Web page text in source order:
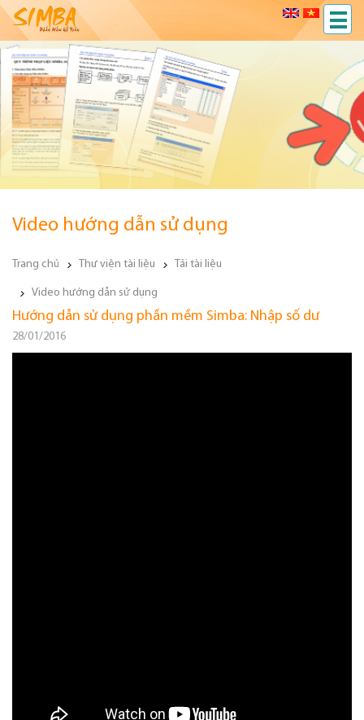
Video hướng dẫn sử dụng
Trang chủ Thư viện tài liệu Tải tài liệu
Video hướng dẫn sử dụng
Hướng dẫn sử dụng phần mềm Simba: Nhập số dư
28/01/2016